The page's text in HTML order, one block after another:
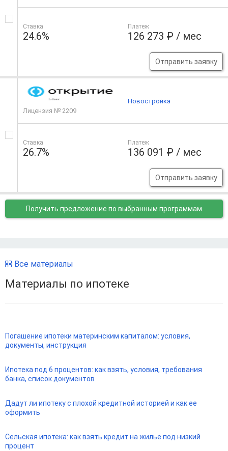
Ставка
24.6%
Платеж
126 273 ₽ / мес
Отправить заявку
Лицензия № 2209
Ставка
26.7%
Платеж
136 091 ₽ / мес
Отправить заявку
Новостройка
Получить предложение по выбранным программам
Все материалы
Материалы по ипотеке
Погашение ипотеки материнским капиталом: условия,
документы, инструкция
Ипотека под 6 процентов: как взять, условия, требования
банка, список документов
Дадут ли ипотеку с плохой кредитной историей и как ее
оформить
Сельская ипотека: как взять кредит на жилье под низкий
процент